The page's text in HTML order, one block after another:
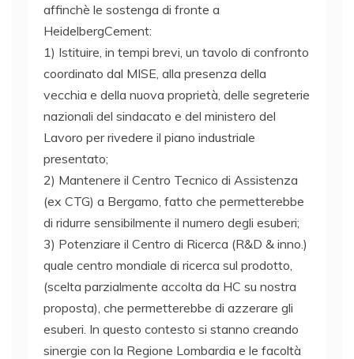
affinchè le sostenga di fronte a
HeidelbergCement:
1) Istituire, in tempi brevi, un tavolo di confronto
coordinato dal MISE, alla presenza della
vecchia e della nuova proprietà, delle segreterie
nazionali del sindacato e del ministero del
Lavoro per rivedere il piano industriale
presentato;
2) Mantenere il Centro Tecnico di Assistenza
(ex CTG) a Bergamo, fatto che permetterebbe
di ridurre sensibilmente il numero degli esuberi;
3) Potenziare il Centro di Ricerca (R&D & inno.)
quale centro mondiale di ricerca sul prodotto,
(scelta parzialmente accolta da HC su nostra
proposta), che permetterebbe di azzerare gli
esuberi. In questo contesto si stanno creando
sinergie con la Regione Lombardia e le facoltà